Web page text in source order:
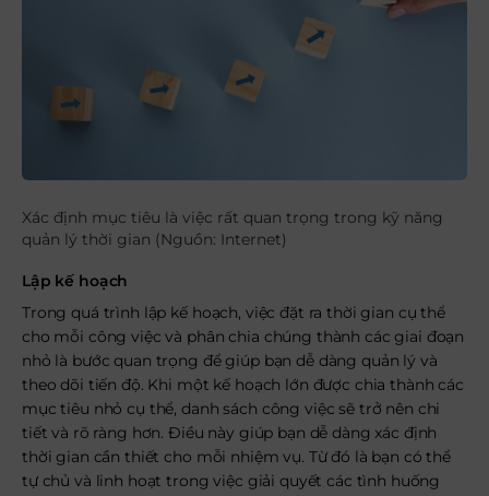
Xác định mục tiêu là việc rất quan trọng trong kỹ năng
quản lý thời gian (Nguồn: Internet)
Lập kế hoạch
Trong quá trình lập kế hoạch, việc đặt ra thời gian cụ thể
cho mỗi công việc và phân chia chúng thành các giai đoạn
nhỏ là bước quan trọng để giúp bạn dễ dàng quản lý và
theo dõi tiến độ. Khi một kế hoạch lớn được chia thành các
mục tiêu nhỏ cụ thể, danh sách công việc sẽ trở nên chi
tiết và rõ ràng hơn. Điều này giúp bạn dễ dàng xác định
thời gian cần thiết cho mỗi nhiệm vụ. Từ đó là bạn có thể
tự chủ và linh hoạt trong việc giải quyết các tình huống